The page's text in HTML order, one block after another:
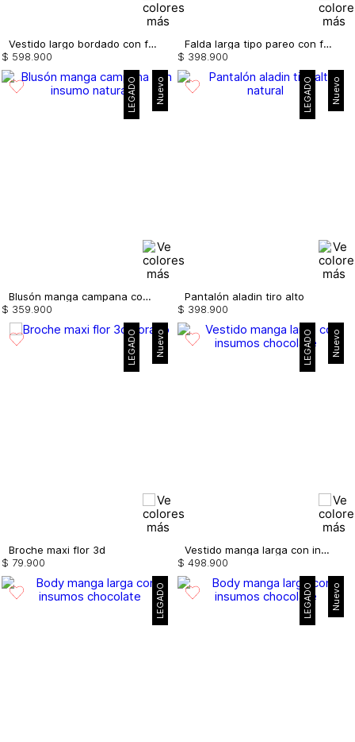
Vestido largo bordado con flecos
$ 598 900
Falda larga tipo pareo con flecos
$ 398 900
Nuevo
LEGADO
Blusón manga campana con insumo
$ 359.900
Nuevo
LEGADO
Pantalón aladin tiro alto
$ 398.900
Nuevo
LEGADO
Broche maxi flor 3d
$ 79.900
Nuevo
LEGADO
Vestido manga larga con insumos
$ 498.900
LEGADO Nuevo
LEGADO